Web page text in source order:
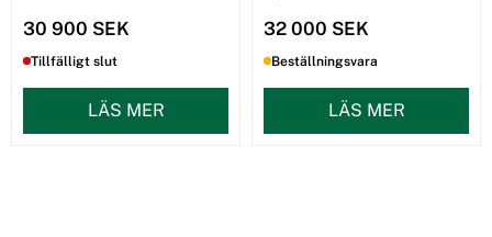
30 900 SEK
Tillfälligt slut
LÄS MER
32 000 SEK
Beställningsvara
LÄS MER